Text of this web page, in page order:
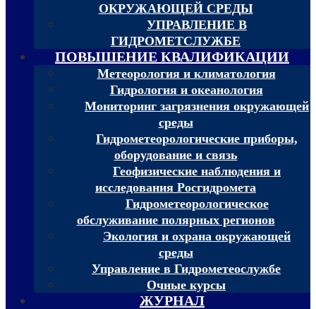
ОКРУЖАЮЩЕЙ СРЕДЫ
УПРАВЛЕНИЕ В
ГИДРОМЕТСЛУЖБЕ
ПОВЫШЕНИЕ КВАЛИФИКАЦИИ
Метеорология и климатология
Гидрология и океанология
Мониторинг загрязнения окружающей
среды
Гидрометеорологические приборы,
оборудование и связь
Геофизические наблюдения и
исследования Росгидромета
Гидрометеорологическое
обслуживание полярных регионов
Экология и охрана окружающей
среды
Управление в Гидрометеослужбе
Очные курсы
ЖУРНАЛ